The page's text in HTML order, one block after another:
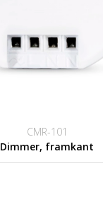
CMR-101
Dimmer, framkant